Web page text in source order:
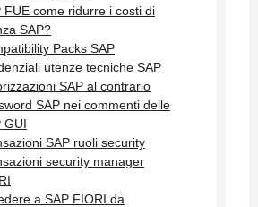
FUE come ridurre i costi di
SAP?
Packs SAP
utenze tecniche SAP
SAP al contrario
SAP nei commenti delle
GUI
SAP ruoli security
security manager
a SAP FIORI da